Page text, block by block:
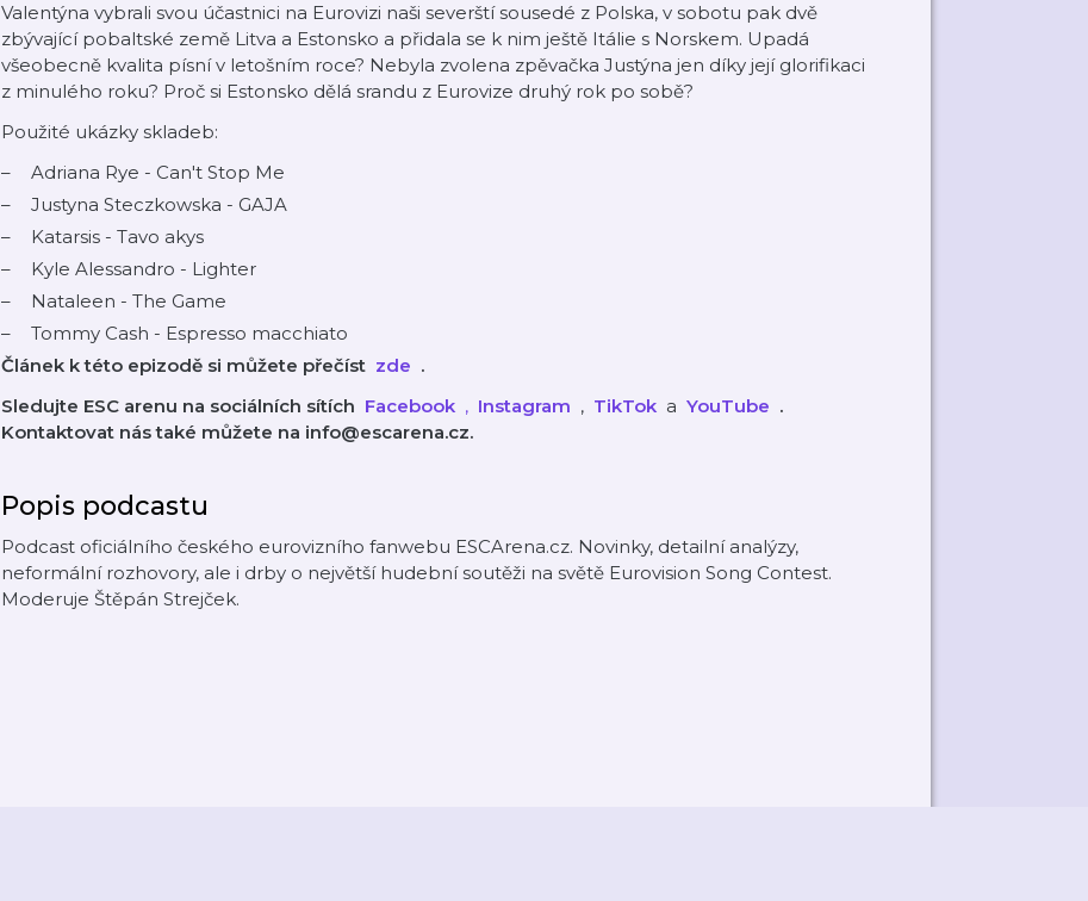
Valentýna vybrali svou účastnici na Eurovizi naši severští sousedé z Polska, v sobotu pak dvě
zbývající pobaltské země Litva a Estonsko a přidala se k nim ještě Itálie s Norskem. Upadá
všeobecně kvalita písní v letošním roce? Nebyla zvolena zpěvačka Justýna jen díky její glorifikaci
z minulého roku? Proč si Estonsko dělá srandu z Eurovize druhý rok po sobě?
Použité ukázky skladeb:
Adriana Rye - Can't Stop Me
Justyna Steczkowska - GAJA
Katarsis - Tavo akys
Kyle Alessandro - Lighter
Nataleen - The Game
Tommy Cash - Espresso macchiato
Článek k této epizodě si můžete přečíst zde⁠⁠⁠⁠ .
Sledujte ESC arenu na sociálních sítích Facebook ⁠⁠⁠⁠⁠⁠⁠⁠⁠⁠⁠⁠⁠⁠⁠, ⁠⁠⁠ Instagram , TikTok a YouTube .
Kontaktovat nás také můžete na info@escarena.cz.
Popis podcastu
Podcast oficiálního českého eurovizního fanwebu ESCArena.cz. Novinky, detailní analýzy,
neformální rozhovory, ale i drby o největší hudební soutěži na světě Eurovision Song Contest.
Moderuje Štěpán Strejček.